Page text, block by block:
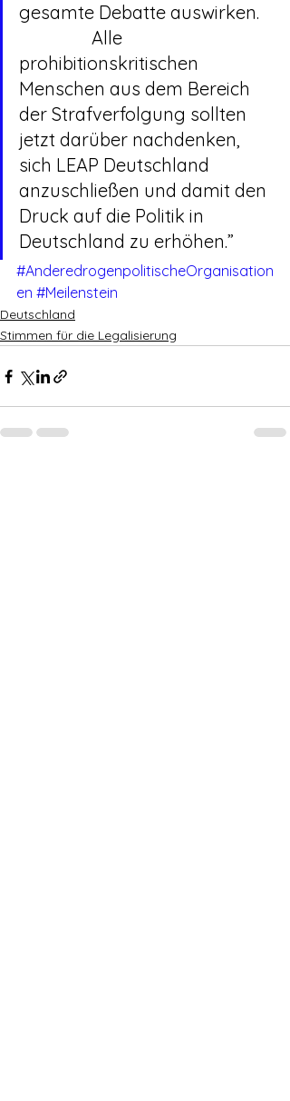
gesamte Debatte auswirken.
prohibitionskritischen
Menschen aus dem Bereich
der Strafverfolgung sollten
jetzt darüber nachdenken,
sich LEAP Deutschland
anzuschließen und damit den
Druck auf die Politik in
Deutschland zu erhöhen.”
#AnderedrogenpolitischeOrganisation
en #Meilenstein
Deutschland
Stimmen für die Legalisierung